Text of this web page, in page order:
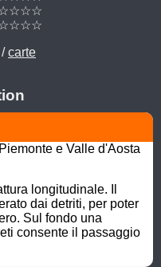
/carte
e Valle d'Aosta
longitudinale. Il
dai detriti, per poter
Sul fondo una
consente il passaggio